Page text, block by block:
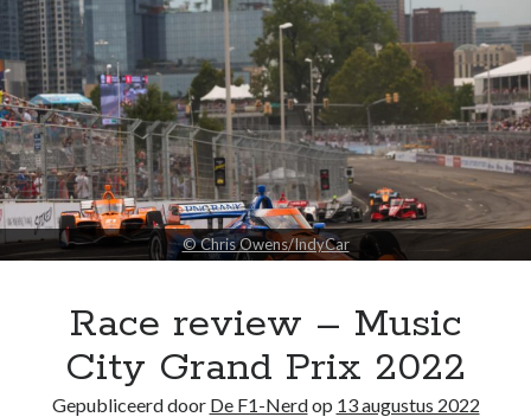
Portland
2022
© Chris Owens/IndyCar
Race review – Music
City Grand Prix 2022
Gepubliceerd door De F1-Nerdop 13 augustus 2022